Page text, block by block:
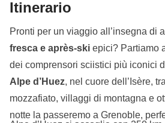
Itinerario
Pronti per un viaggio all’insegna di
fresca e après-ski epici? Partiamo
dei comprensori sciistici più iconici
Alpe d’Huez, nel cuore dell’Isère,
mozzafiato, villaggi di montagna e
notte la passeremo a Grenoble,